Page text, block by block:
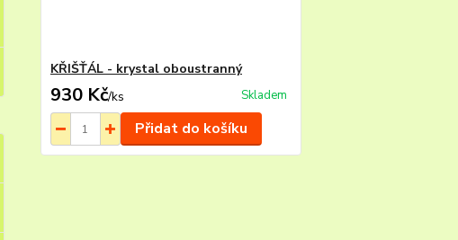
KŘIŠŤÁL - krystal oboustranný
930 Kč/ks Skladem
Přidat do košíku